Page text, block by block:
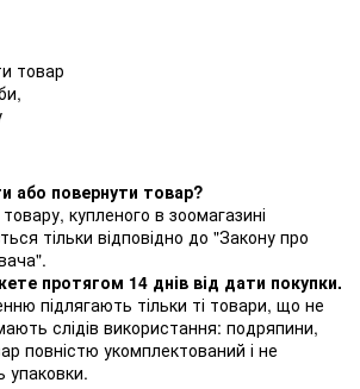
товар
або повернути товар?
купленого в зоомагазині
тільки відповідно до "Закону про
протягом 14 днів від дати покупки.
підлягають тільки ті товари, що не
слідів використання: подряпини,
повністю укомплектований і не
упаковки.